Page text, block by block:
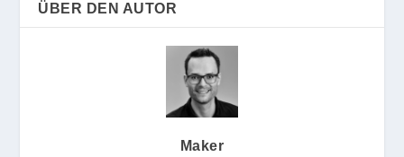
ÜBER DEN AUTOR
Maker